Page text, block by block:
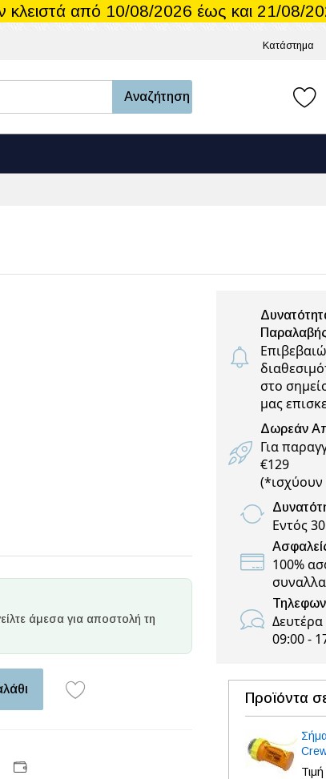
κλειστά από 10/08/2026 έως και 21/08/
Κατάστημα
Αναζήτηση
άμεσα για αποστολή τη
στο
μας
Δωρεάν
Για
€129
(*ισχύουν
Εντός
100%
09:00 -
Προϊόντα